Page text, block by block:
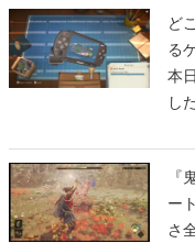
ど
る
本
し
『
ー
さ